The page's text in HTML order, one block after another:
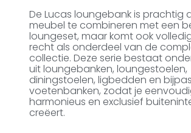
De Lucas loungebank is prachtig
meubel te combineren met een
loungeset, maar komt ook
recht als onderdeel van de
collectie. Deze serie bestaat
uit loungebanken, loungestoelen,
diningstoelen, ligbedden en
voetenbanken, zodat je
harmonieus en exclusief
creëert.